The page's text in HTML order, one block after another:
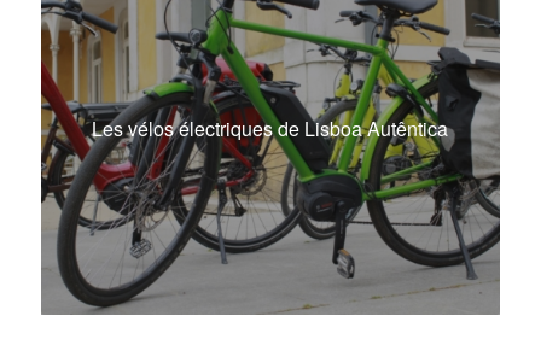
Les vélos électriques de Lisboa Autêntica